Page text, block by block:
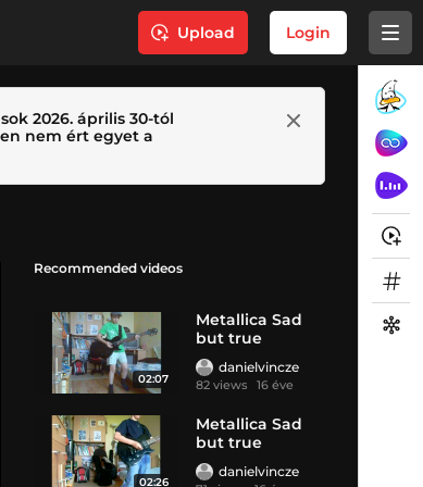
Upload Login
2026. április 30-tól
nem ért egyet a
Recommended videos
02:07
Metallica Sad
but true
danielvincze
82 views 16 éve
02:26
Metallica Sad
but true
danielvincze